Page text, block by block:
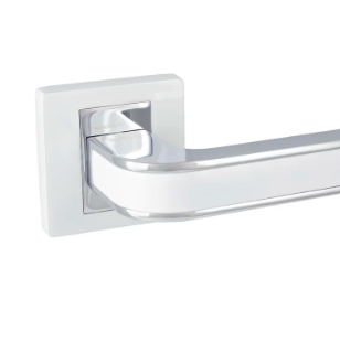
OBKLADY A DLAŽBY
Služby Referencie Kontakt Moja